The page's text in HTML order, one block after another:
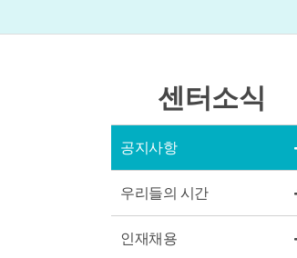
센터소식
공지사항
우리들의 시간
인재채용